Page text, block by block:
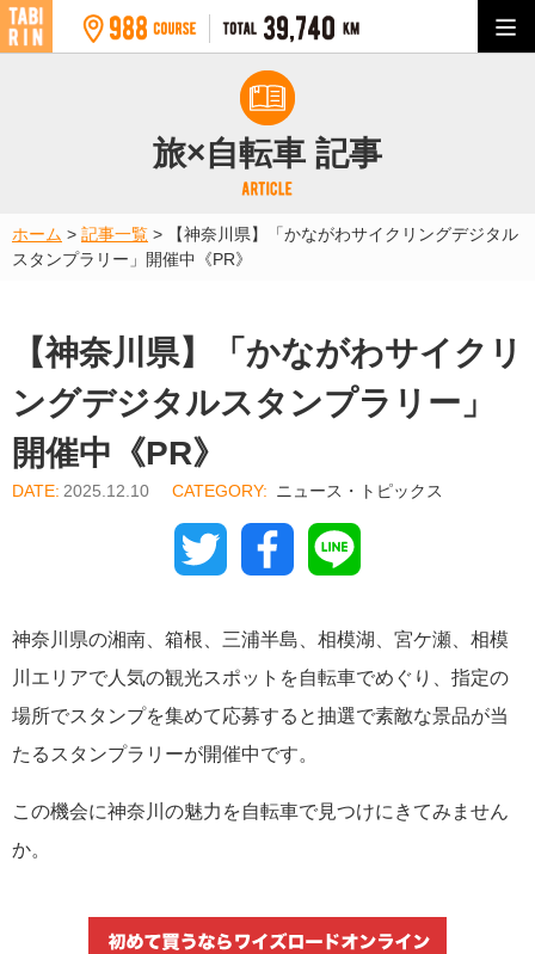
旅×自転車 記事
ホーム > 記事一覧 >
【神奈川県】「かながわサイクリングデジタル
スタンプラリー」開催中《PR》
【神奈川県】「かながわサイクリ
ングデジタルスタンプラリー」
開催中《PR》
2025.12.10 ニュース・トピックス
Twitter Facebook
神奈川県の湘南、箱根、三浦半島、相模湖、宮ケ瀬、相模
川エリアで人気の観光スポットを自転車でめぐり、指定の
場所でスタンプを集めて応募すると抽選で素敵な景品が当
たるスタンプラリーが開催中です。
この機会に神奈川の魅力を自転車で見つけにきてみません
か。